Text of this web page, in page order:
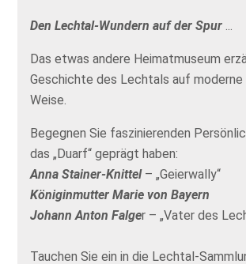
Den Lechtal-Wundern auf der Spur ...
Das etwas andere Heimatmuseum
Geschichte des Lechtals auf moderne
Weise.
Begegnen Sie faszinierenden
das „Duarf“ geprägt haben:
Anna Stainer-Knittel– „Geierwally“
Königinmutter Marie von Bayern
Johann Anton Falger – „Vater des
Tauchen Sie ein in die Lechtal-